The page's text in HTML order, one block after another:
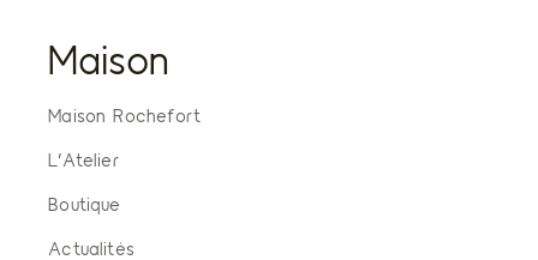
Maison
Maison Rochefort
L’Atelier
Boutique
Actualités